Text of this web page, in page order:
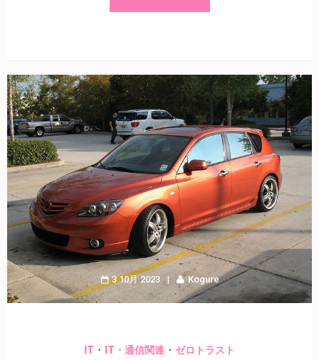
3 10月 2023 Kogure
IT ・ IT・通信関連 ・ ゼロトラスト